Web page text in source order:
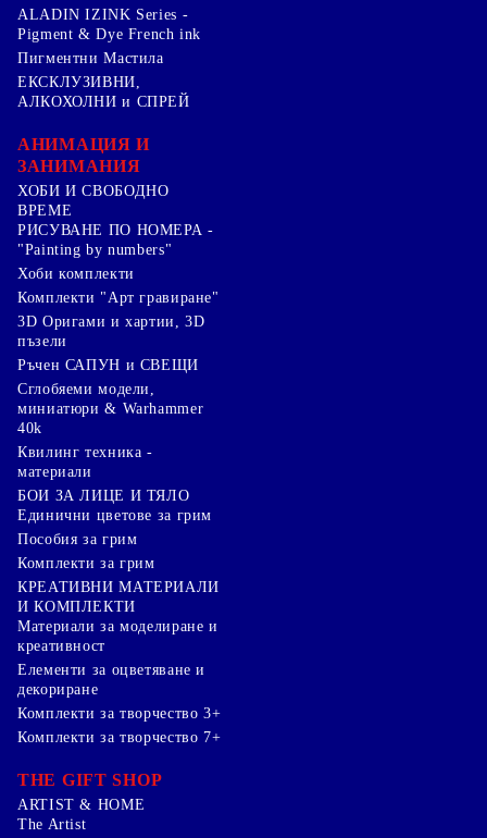
ALADIN IZINK Series -
Pigment & Dye French ink
Пигментни Мастила
ЕКСКЛУЗИВНИ,
АЛКОХОЛНИ и СПРЕЙ
АНИМАЦИЯ И
ЗАНИМАНИЯ
ХОБИ И СВОБОДНО
ВРЕМЕ
РИСУВАНЕ ПО НОМЕРА -
"Painting by numbers"
Хоби комплекти
Комплекти "Арт гравиране"
3D Оригами и хартии, 3D
пъзели
Ръчен САПУН и СВЕЩИ
Сглобяеми модели,
миниатюри & Warhammer
40k
Квилинг техника -
материали
БОИ ЗА ЛИЦЕ И ТЯЛО
Единични цветове за грим
Пособия за грим
Комплекти за грим
КРЕАТИВНИ МАТЕРИАЛИ
И КОМПЛЕКТИ
Mатериали за моделиране и
креативност
Елементи за оцветяване и
декориране
Комплекти за творчество 3+
Комплекти за творчество 7+
THE GIFT SHOP
ARTIST & HOME
The Artist